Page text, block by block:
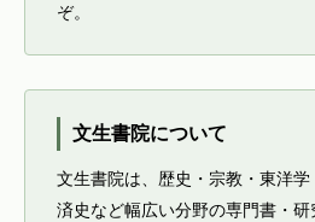
ぞ。
文生書院について
文生書院は、歴史・宗教・東洋
済史など幅広い分野の専門書・研